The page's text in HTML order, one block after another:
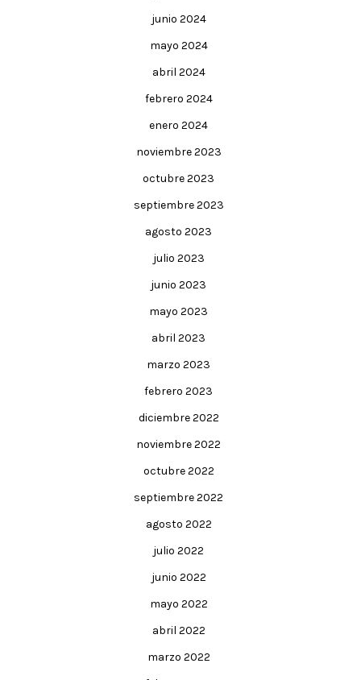
junio 2024
mayo 2024
abril 2024
febrero 2024
enero 2024
noviembre 2023
octubre 2023
septiembre 2023
agosto 2023
julio 2023
junio 2023
mayo 2023
abril 2023
marzo 2023
febrero 2023
diciembre 2022
noviembre 2022
octubre 2022
septiembre 2022
agosto 2022
julio 2022
junio 2022
mayo 2022
abril 2022
marzo 2022